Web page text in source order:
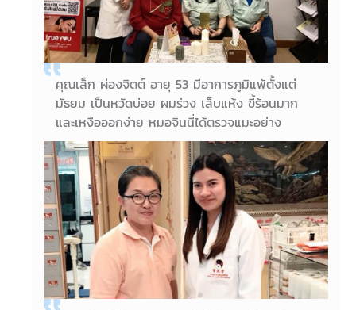
คุณเล็ก ผ่องจิตต์ อายุ 53 มีอาการภูมิแพ้ตั้งแต่
มัธยม เป็นหวัดบ่อย ผมร่วง เล็บแห้ง ขี้ร้อนมาก
และเหงือออกง่าย หมอจินนี่ได้ตรวจแมะอย่าง
ละเอียด ฝังเข็มบำรุงปอด ปรับสมดุลร่างกายรักษา
อาการผมร่วง และช่วยภูมิแพ้ให้ไม่กำเริบบ่อยค่ะ
14/02/2018
คุณเล็ก ผ่องจิตต์